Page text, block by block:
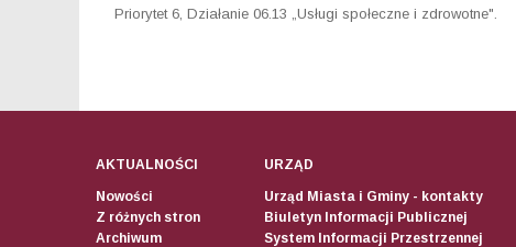
Priorytet 6, Działanie 06.13 „Usługi społeczne i zdrowotne".
AKTUALNOŚCI
Nowości
Z różnych stron
Archiwum
URZĄD
Urząd Miasta i Gminy - kontakty
Biuletyn Informacji Publicznej
System Informacji Przestrzennej